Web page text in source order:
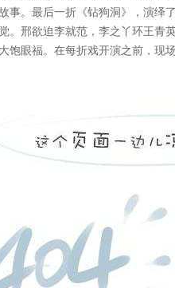
事。最后一折《钻狗洞》，演绎
。邢欲迫李就范，李之丫环王青
饱眼福。在每折戏开演之前，现